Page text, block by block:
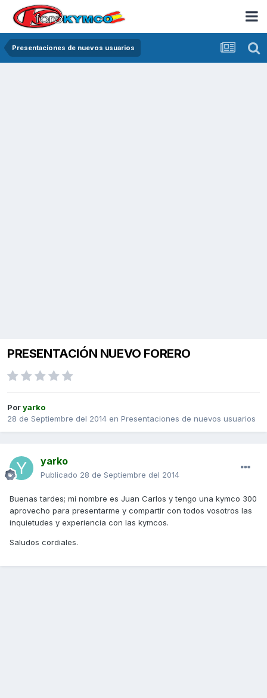
Presentaciones de nuevos usuarios
PRESENTACIÓN NUEVO FORERO
Poryarko
28 de Septiembre del 2014 en Presentaciones de nuevos usuarios
yarko
Publicado 28 de Septiembre del 2014
Buenas tardes; mi nombre es Juan Carlos y tengo una kymco 300
aprovecho para presentarme y compartir con todos vosotros las
inquietudes y experiencia con las kymcos.
Saludos cordiales.